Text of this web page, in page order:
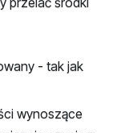
- tak jak
wynoszące